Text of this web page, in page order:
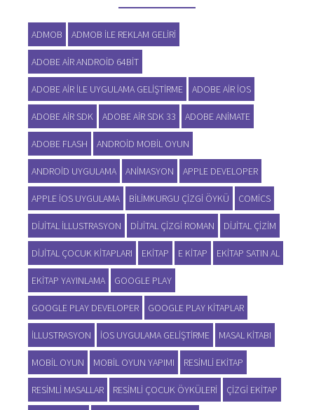
ADMOB ADMOB ILE REKLAM GELIRI
ADOBE AIR ANDROID 64BIT
ADOBE AIR ILE UYGULAMA GELIŞTIRME ADOBE AIR IOS
ADOBE AIR SDK ADOBE AIR SDK 33 ADOBE ANIMATE
ADOBE FLASH ANDROID MOBIL OYUN
ANDROID UYGULAMA ANIMASYON APPLE DEVELOPER
APPLE IOS UYGULAMA BILIMKURGU ÇIZGI ÖYKÜ COMICS
DIJITAL ILLUSTRASYON DIJITAL ÇIZGI ROMAN DIJITAL ÇIZIM
DIJITAL ÇOCUK KITAPLARI EKITAP E KITAP EKITAP SATIN AL
EKITAP YAYINLAMA GOOGLE PLAY
GOOGLE PLAY DEVELOPER GOOGLE PLAY KITAPLAR
ILLUSTRASYON IOS UYGULAMA GELIŞTIRME MASAL KITABI
MOBIL OYUN MOBIL OYUN YAPIMI RESIMLI EKITAP
RESIMLI MASALLAR RESIMLI ÇOCUK ÖYKÜLERI ÇIZGI EKITAP